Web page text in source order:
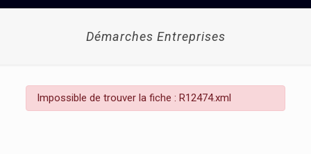
Démarches Entreprises
Impossible de trouver la fiche : R12474.xml